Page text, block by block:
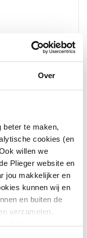
Over
beter te maken,
cookies (en
willen we
Plieger website en
jou makkelijker en
kunnen wij en
en buiten de
verzamelen.